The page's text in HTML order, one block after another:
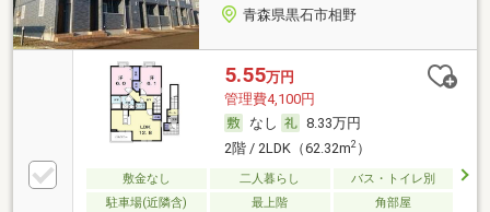
青森県黒石市相野
5.55万円
管理費4,100円
なし
8.33万円
2階 / 2LDK（62.32m2）
敷金なし 二人暮らし
バス・トイレ別
駐車場(近隣含)
最上階 角部屋